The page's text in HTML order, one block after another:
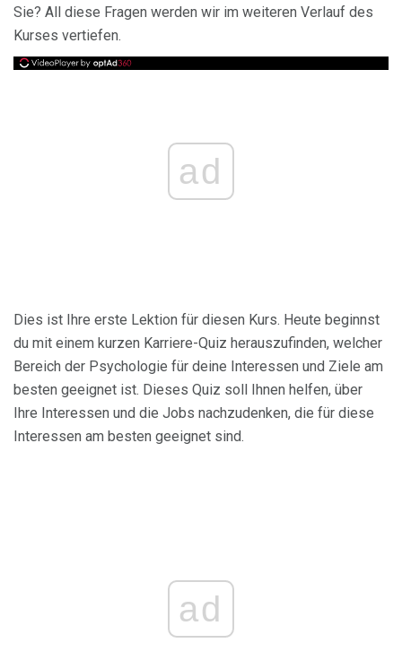
Sie? All diese Fragen werden wir im weiteren Verlauf des
Kurses vertiefen.
ad
Dies ist Ihre erste Lektion für diesen Kurs. Heute beginnst
du mit einem kurzen Karriere-Quiz herauszufinden, welcher
Bereich der Psychologie für deine Interessen und Ziele am
besten geeignet ist. Dieses Quiz soll Ihnen helfen, über
Ihre Interessen und die Jobs nachzudenken, die für diese
Interessen am besten geeignet sind.
ad